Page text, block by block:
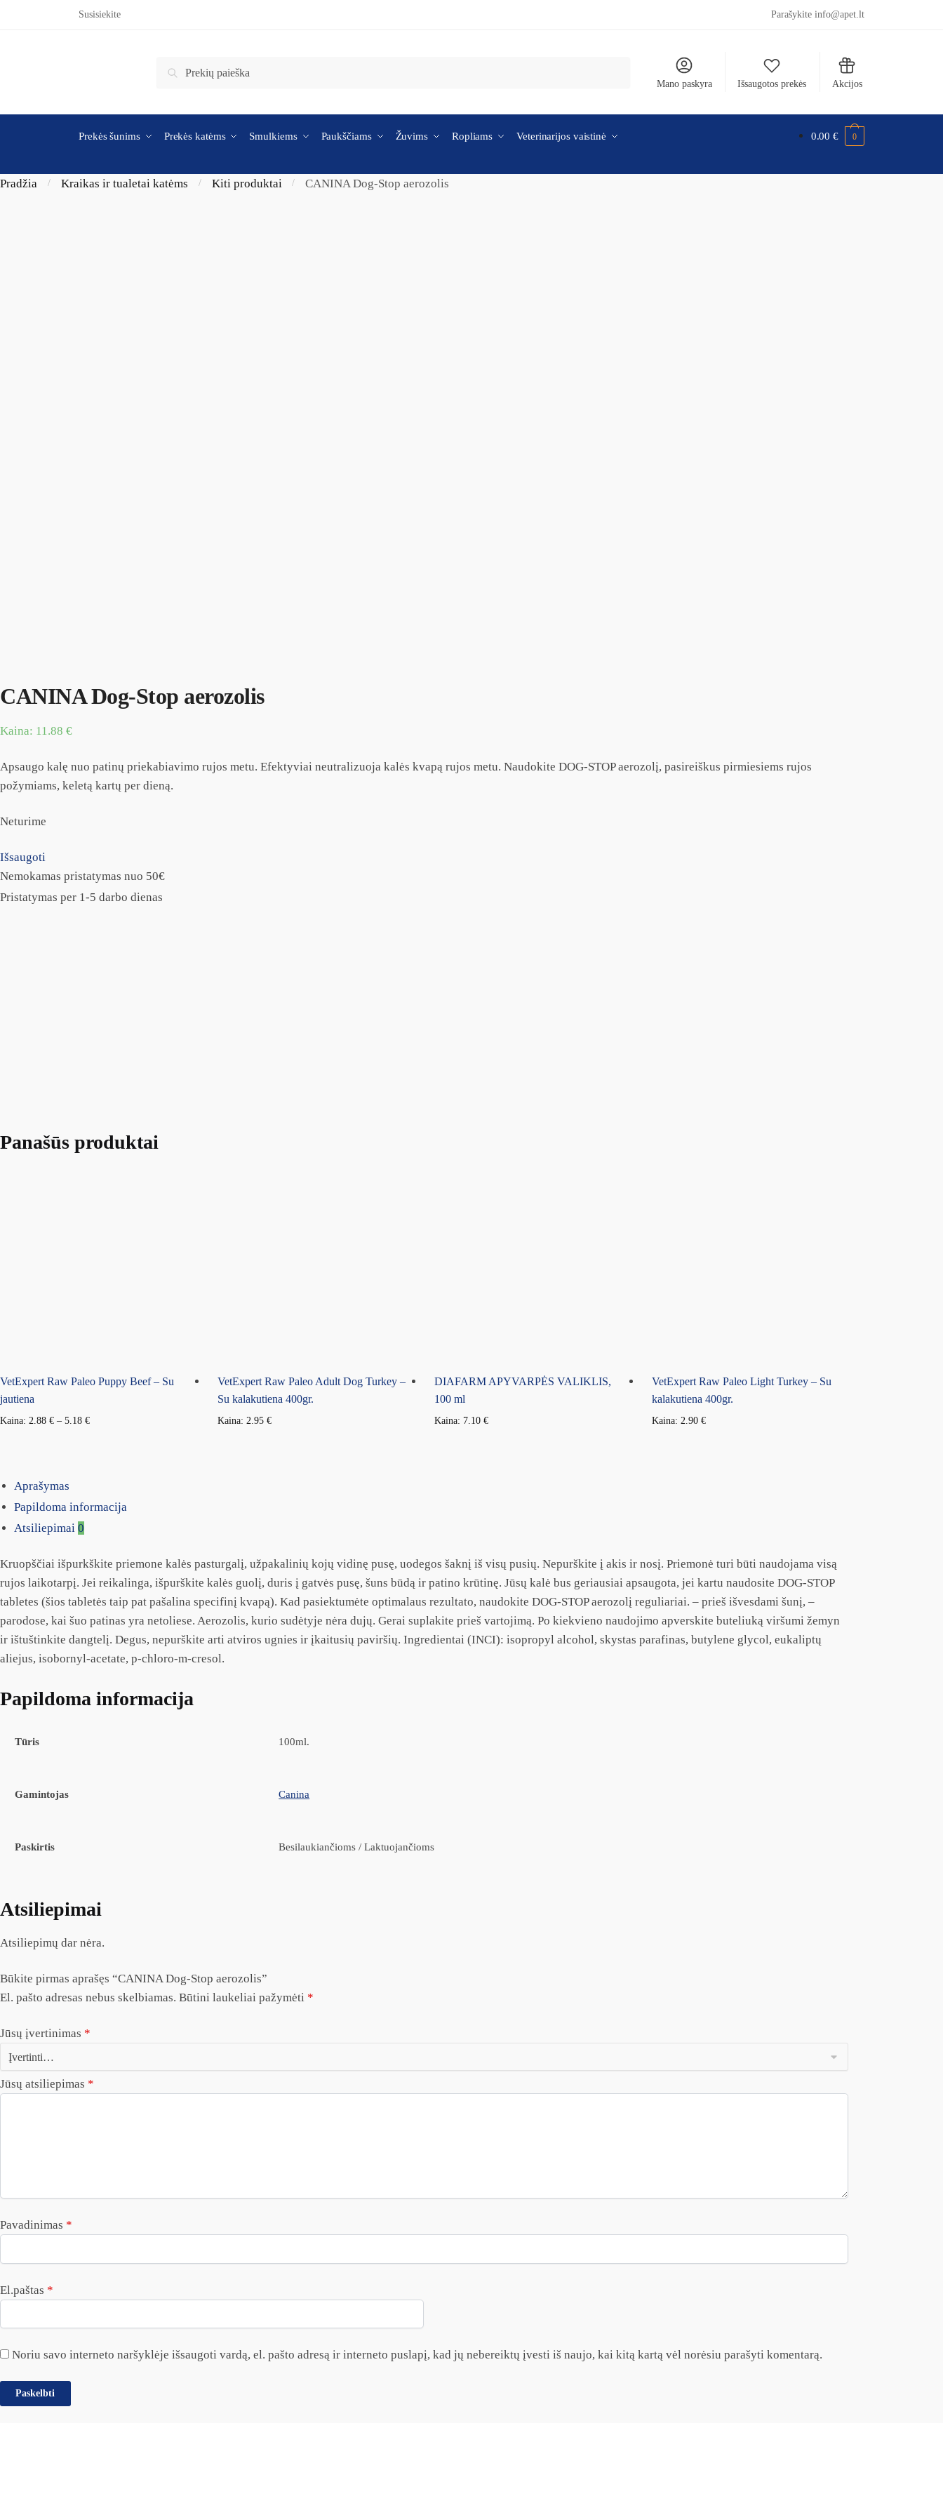
Skip to navigationSusisiekite Parašykite info@apet.lt
Ieškoti:
Ieškoti
Mano paskyra Išsaugotos prekės Akcijos
Prekės šunims Prekės katėms Smulkiems Paukščiams Žuvims Ropliams Veterinarijos vaistinė 0.00€ 0
Pradžia / Kraikas ir tualetai katėms / Kiti produktai / CANINA Dog-Stop aerozolis
CANINA Dog-Stop aerozolis
Kaina: 11.88 €
Apsaugo kalę nuo patinų priekabiavimo rujos metu. Efektyviai neutralizuoja kalės kvapą rujos metu. Naudokite DOG-STOP aerozolį, pasireiškus pirmiesiems rujos
požymiams, keletą kartų per dieną.
Neturime
Išsaugoti
Nemokamas pristatymas nuo 50€
Pristatymas per 1-5 darbo dienas
Panašūs produktai
VetExpert Raw Paleo Puppy Beef – Su
jautiena
Kaina: 2.88 € – 5.18 €
VetExpert Raw Paleo Adult Dog Turkey –
Su kalakutiena 400gr.
Kaina: 2.95 €
DIAFARM APYVARPĖS VALIKLIS,
100 ml
Kaina: 7.10€
VetExpert Raw Paleo Light Turkey – Su
kalakutiena 400gr.
Kaina: 2.90€
Aprašymas
Papildoma informacija
Atsiliepimai 0
Kruopščiai išpurkškite priemone kalės pasturgalį, užpakalinių kojų vidinę pusę, uodegos šaknį iš visų pusių. Nepurškite į akis ir nosį. Priemonė turi būti naudojama visą
rujos laikotarpį. Jei reikalinga, išpurškite kalės guolį, duris į gatvės pusę, šuns būdą ir patino krūtinę. Jūsų kalė bus geriausiai apsaugota, jei kartu naudosite DOG-STOP
tabletes (šios tabletės taip pat pašalina specifinį kvapą). Kad pasiektumėte optimalaus rezultato, naudokite DOG-STOP aerozolį reguliariai. – prieš išvesdami šunį, –
parodose, kai šuo patinas yra netoliese. Aerozolis, kurio sudėtyje nėra dujų. Gerai suplakite prieš vartojimą. Po kiekvieno naudojimo apverskite buteliuką viršumi žemyn
ir ištuštinkite dangtelį. Degus, nepurškite arti atviros ugnies ir įkaitusių paviršių. Ingredientai (INCI): isopropyl alcohol, skystas parafinas, butylene glycol, eukaliptų
aliejus, isobornyl-acetate, p-chloro-m-cresol.
Papildoma informacija
Tūris 100ml.
Gamintojas Canina
Paskirtis Besilaukiančioms / Laktuojančioms
Atsiliepimai
Atsiliepimų dar nėra.
Būkite pirmas aprašęs “CANINA Dog-Stop aerozolis”
El. pašto adresas nebus skelbiamas. Būtini laukeliai pažymėti *
Jūsų įvertinimas *
Jūsų atsiliepimas *
Pavadinimas *
El.paštas *
Noriu savo interneto naršyklėje išsaugoti vardą, el. pašto adresą ir interneto puslapį, kad jų nebereiktų įvesti iš naujo, kai kitą kartą vėl norėsiu parašyti komentarą.